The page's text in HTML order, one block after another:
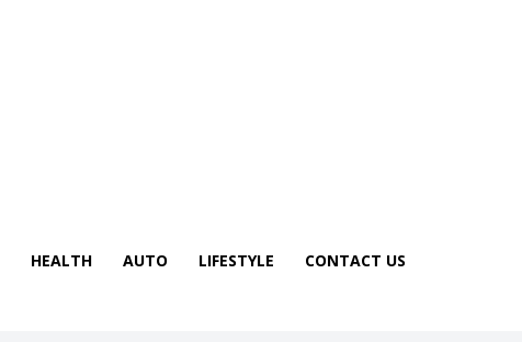
HEALTH AUTO LIFESTYLE CONTACT US